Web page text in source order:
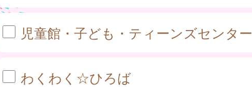
児童館・子ども・ティーンズセンター
わくわく☆ひろば